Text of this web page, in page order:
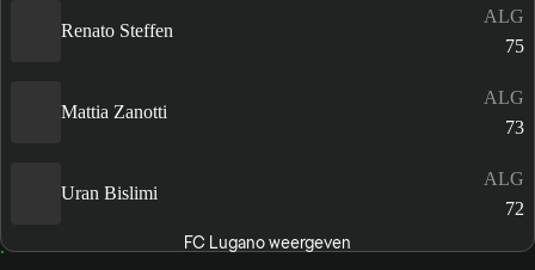
Renato Steffen
ALG
75
Mattia Zanotti
ALG
73
Uran Bislimi
ALG
72
FC Lugano weergeven